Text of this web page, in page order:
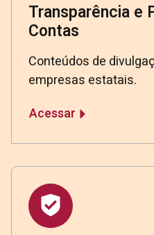
Transparência e
Contas
Conteúdos de
empresas estatais.
Acessar